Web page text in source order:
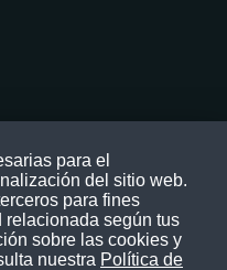
través
para el
del sitio web.
para fines
según tus
sobre las cookies y
nuestra Política de